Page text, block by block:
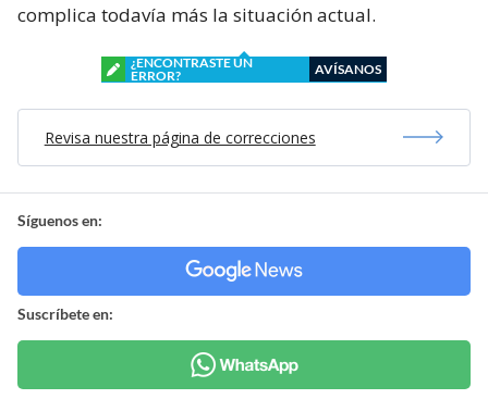
complica todavía más la situación actual.
¿ENCONTRASTE UN
ERROR?
AVÍSANOS
Revisa nuestra página de correcciones
Síguenos en:
Suscríbete en: